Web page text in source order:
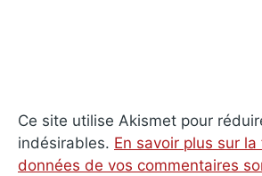
Ce site utilise Akismet pour
indésirables. En savoir plus sur
données de vos commentaires